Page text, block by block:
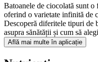
Batoanele de ciocolată sunt o
oferind o varietate infinită de
Descoperă diferitele tipuri de
asupra sănătății și cum să
Află mai multe în aplicație